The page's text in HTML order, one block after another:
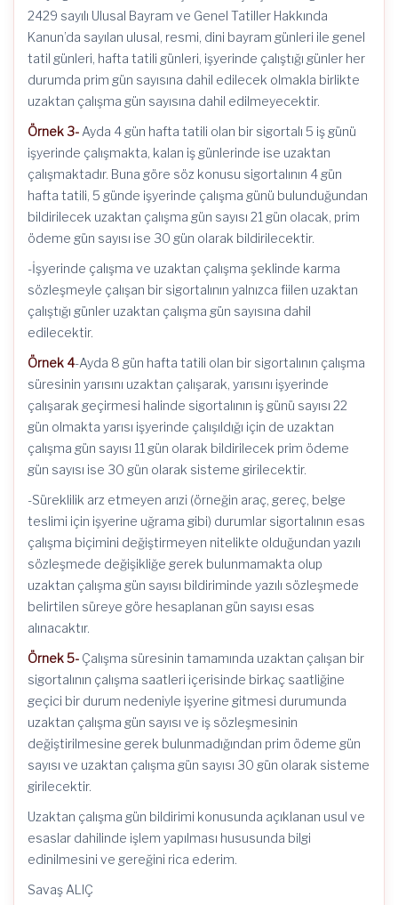
2429 sayılı Ulusal Bayram ve Genel Tatiller Hakkında
Kanun’da sayılan ulusal, resmi, dini bayram günleri ile genel
tatil günleri, hafta tatili günleri, işyerinde çalıştığı günler her
durumda prim gün sayısına dahil edilecek olmakla birlikte
uzaktan çalışma gün sayısına dahil edilmeyecektir.
Örnek 3- Ayda 4 gün hafta tatili olan bir sigortalı 5 iş günü
işyerinde çalışmakta, kalan iş günlerinde ise uzaktan
çalışmaktadır. Buna göre söz konusu sigortalının 4 gün
hafta tatili, 5 günde işyerinde çalışma günü bulunduğundan
bildirilecek uzaktan çalışma gün sayısı 21 gün olacak, prim
ödeme gün sayısı ise 30 gün olarak bildirilecektir.
-İşyerinde çalışma ve uzaktan çalışma şeklinde karma
sözleşmeyle çalışan bir sigortalının yalnızca fiilen uzaktan
çalıştığı günler uzaktan çalışma gün sayısına dahil
edilecektir.
Örnek 4-Ayda 8 gün hafta tatili olan bir sigortalının çalışma
süresinin yarısını uzaktan çalışarak, yarısını işyerinde
çalışarak geçirmesi halinde sigortalının iş günü sayısı 22
gün olmakta yarısı işyerinde çalışıldığı için de uzaktan
çalışma gün sayısı 11 gün olarak bildirilecek prim ödeme
gün sayısı ise 30 gün olarak sisteme girilecektir.
-Süreklilik arz etmeyen arızi (örneğin araç, gereç, belge
teslimi için işyerine uğrama gibi) durumlar sigortalının esas
çalışma biçimini değiştirmeyen nitelikte olduğundan yazılı
sözleşmede değişikliğe gerek bulunmamakta olup
uzaktan çalışma gün sayısı bildiriminde yazılı sözleşmede
belirtilen süreye göre hesaplanan gün sayısı esas
alınacaktır.
Örnek 5- Çalışma süresinin tamamında uzaktan çalışan bir
sigortalının çalışma saatleri içerisinde birkaç saatliğine
geçici bir durum nedeniyle işyerine gitmesi durumunda
uzaktan çalışma gün sayısı ve iş sözleşmesinin
değiştirilmesine gerek bulunmadığından prim ödeme gün
sayısı ve uzaktan çalışma gün sayısı 30 gün olarak sisteme
girilecektir.
Uzaktan çalışma gün bildirimi konusunda açıklanan usul ve
esaslar dahilinde işlem yapılması hususunda bilgi
edinilmesini ve gereğini rica ederim.
Savaş ALIÇ